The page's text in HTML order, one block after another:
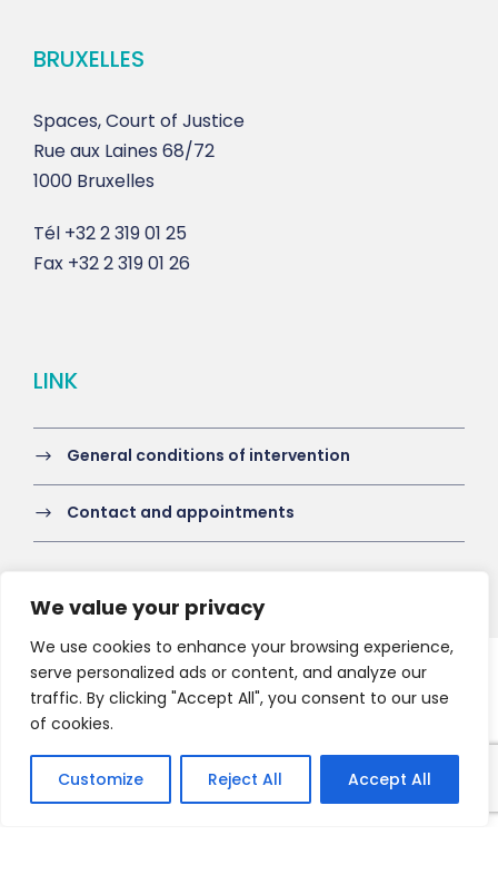
We value your privacy
We use cookies to enhance your browsing experience,
serve personalized ads or content, and analyze our
traffic. By clicking "Accept All", you consent to our use
of cookies.
Customize Reject All Accept All
BRUXELLES
Spaces, Court of Justice
Rue aux Laines 68/72
1000 Bruxelles
Tél +32 2 319 01 25
Fax +32 2 319 01 26
LINK
General conditions of intervention
Contact and appointments
Copyright 2021 HV-A, All Right Reserved